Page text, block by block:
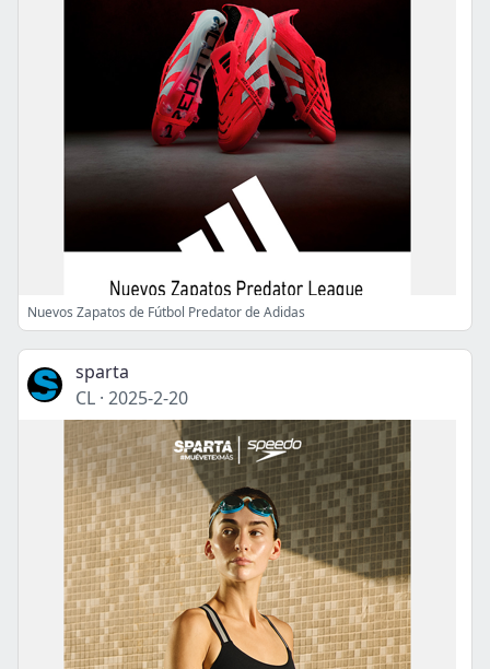
Nuevos Zapatos de Fútbol Predator de Adidas
sparta
CL · 2025-2-20